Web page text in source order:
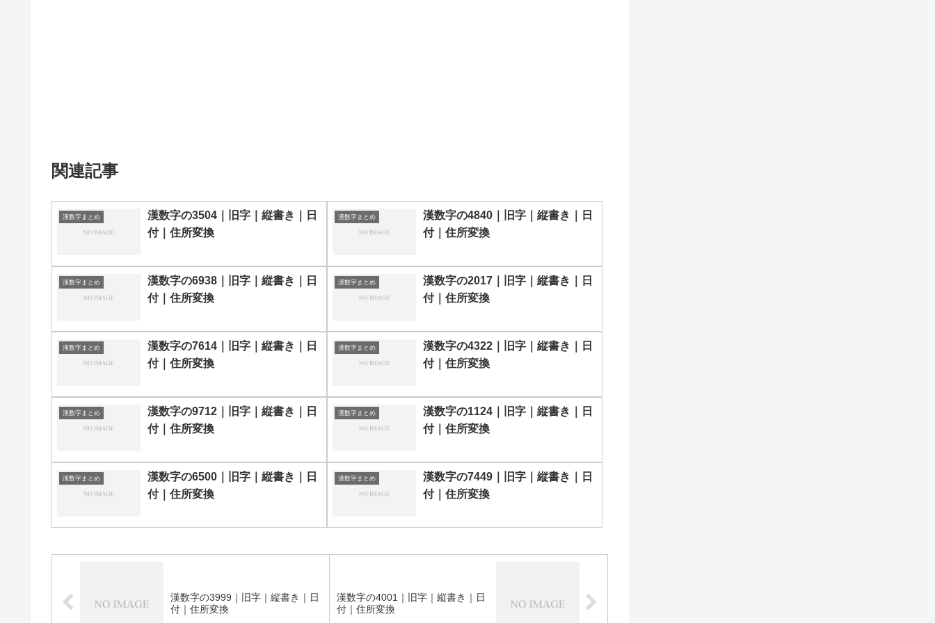
関連記事
漢数字まとめ
漢数字の3504｜旧字｜縦書き｜日
付｜住所変換
漢数字まとめ
漢数字の4840｜旧字｜縦書き｜日
付｜住所変換
漢数字まとめ
漢数字の6938｜旧字｜縦書き｜日
付｜住所変換
漢数字まとめ
漢数字の2017｜旧字｜縦書き｜日
付｜住所変換
漢数字まとめ
漢数字の7614｜旧字｜縦書き｜日
付｜住所変換
漢数字まとめ
漢数字の4322｜旧字｜縦書き｜日
付｜住所変換
漢数字まとめ
漢数字の9712｜旧字｜縦書き｜日
付｜住所変換
漢数字まとめ
漢数字の1124｜旧字｜縦書き｜日
付｜住所変換
漢数字まとめ
漢数字の6500｜旧字｜縦書き｜日
付｜住所変換
漢数字まとめ
漢数字の7449｜旧字｜縦書き｜日
付｜住所変換
漢数字の3999｜旧字｜縦書き｜日
付｜住所変換
漢数字の4001｜旧字｜縦書き｜日
付｜住所変換